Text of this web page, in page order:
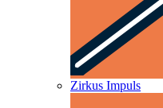
Zirkus Impuls